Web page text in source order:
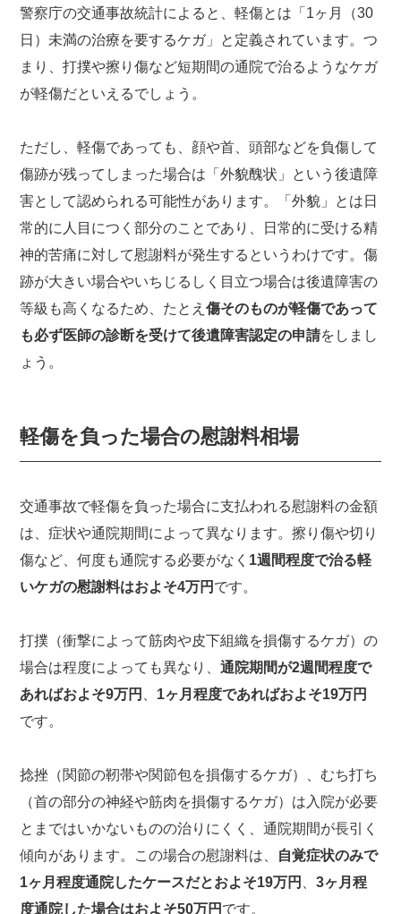
警察庁の交通事故統計によると、軽傷とは「1ヶ月（30
日）未満の治療を要するケガ」と定義されています。つ
まり、打撲や擦り傷など短期間の通院で治るようなケガ
が軽傷だといえるでしょう。
ただし、軽傷であっても、顔や首、頭部などを負傷して
傷跡が残ってしまった場合は「外貌醜状」という後遺障
害として認められる可能性があります。「外貌」とは日
常的に人目につく部分のことであり、日常的に受ける精
神的苦痛に対して慰謝料が発生するというわけです。傷
跡が大きい場合やいちじるしく目立つ場合は後遺障害の
等級も高くなるため、たとえ傷そのものが軽傷であって
も必ず医師の診断を受けて後遺障害認定の申請をしまし
ょう。
軽傷を負った場合の慰謝料相場
交通事故で軽傷を負った場合に支払われる慰謝料の金額
は、症状や通院期間によって異なります。擦り傷や切り
傷など、何度も通院する必要がなく 1週間程度で治る軽
いケガの慰謝料はおよそ4万円 です。
打撲（衝撃によって筋肉や皮下組織を損傷するケガ）の
場合は程度によっても異なり、通院期間が2週間程度で
あればおよそ9万円
1ヶ月程度であればおよそ19万円
です。
捻挫（関節の靭帯や関節包を損傷するケガ）、むち打ち
（首の部分の神経や筋肉を損傷するケガ）は入院が必要
とまではいかないものの治りにくく、通院期間が長引く
傾向があります。この場合の慰謝料は、 自覚症状のみで
1ヶ月程度通院したケースだとおよそ19万円
、3ヶ月程
度通院した場合はおよそ50万円 です。